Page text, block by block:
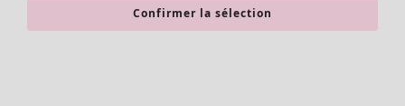
Confirmer la sélection